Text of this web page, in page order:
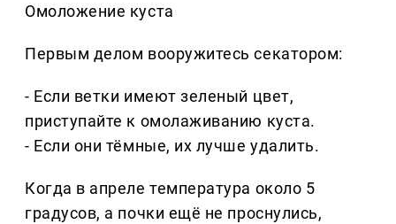
Омоложение куста
Первым делом вооружитесь секатором:
- Если ветки имеют зеленый цвет,
приступайте к омолаживанию куста.
- Если они тёмные, их лучше удалить.
Когда в апреле температура около 5
градусов, а почки ещё не проснулись,